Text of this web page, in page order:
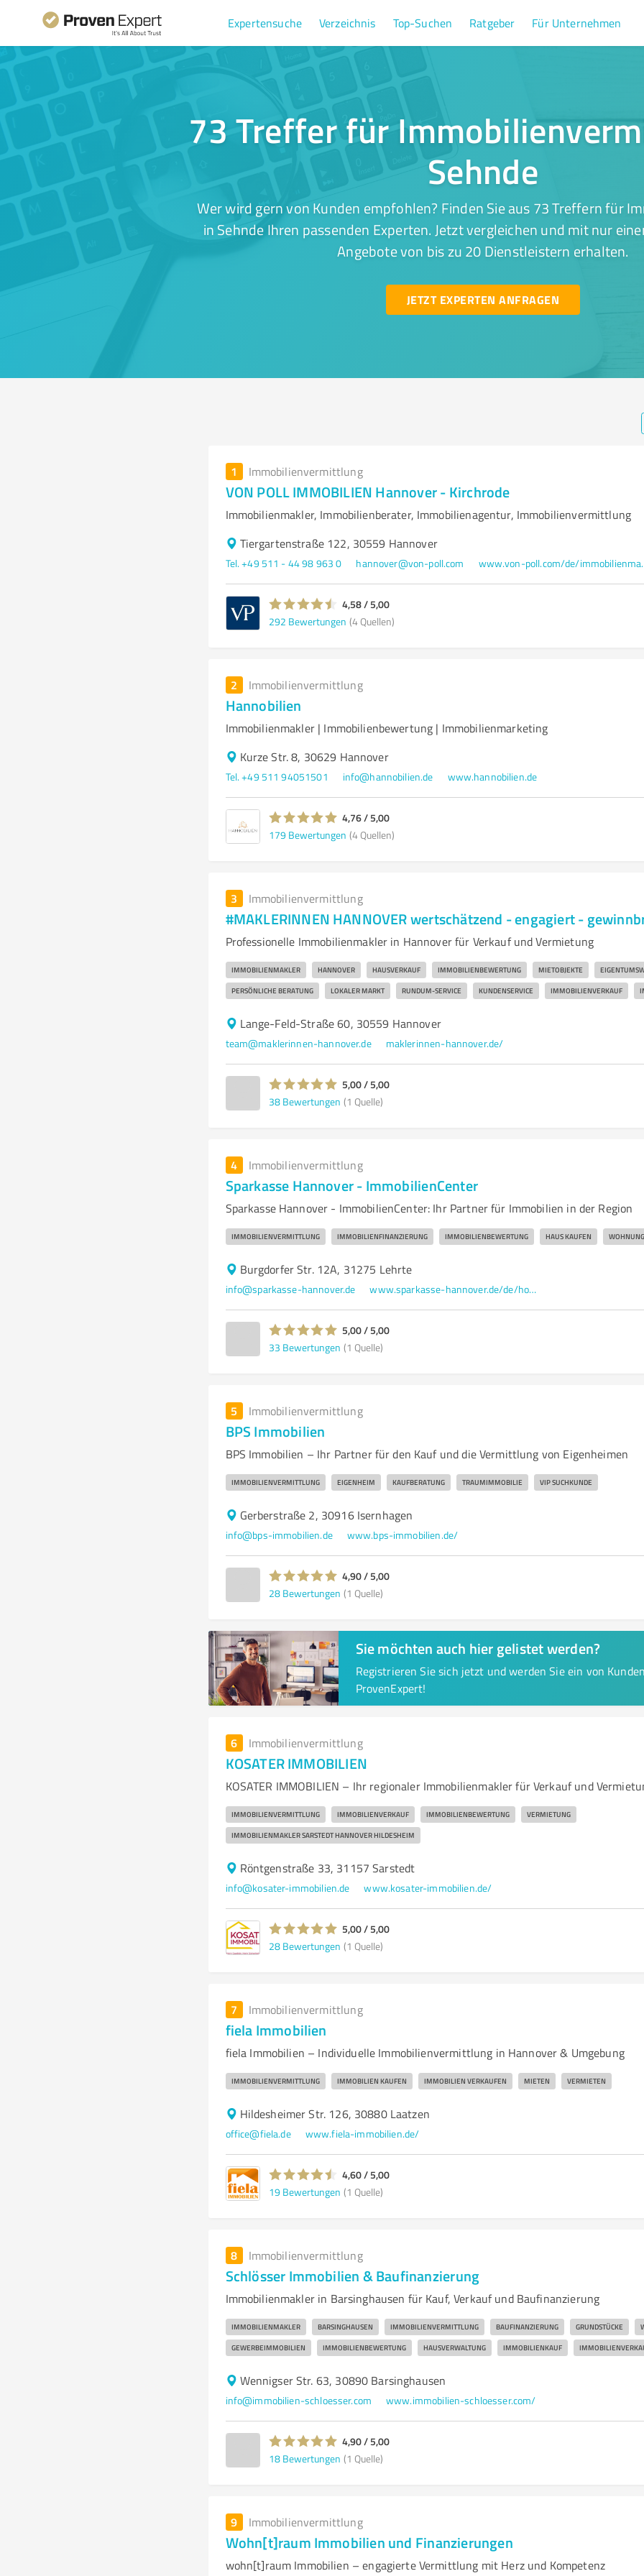
Expertensuche Verzeichnis Top-Suchen Ratgeber Für Unternehmen
73 Treffer für
Sehnde
Wer wird gern von Kunden empfohlen? Finden Sie aus 73 Treffern für
in Sehnde Ihren passenden Experten. Jetzt vergleichen und mit nur
Angebote von bis zu 20 Dienstleistern erhalten.
JETZT EXPERTEN ANFRAGEN
1 Immobilienvermittlung
VON POLL IMMOBILIEN Hannover - Kirchrode
Immobilienmakler, Immobilienberater, Immobilienagentur, Immobilienvermittlung
Tiergartenstraße 122, 30559 Hannover
Tel. +49 511 - 44 98 963 0 hannover@von-poll.com www.von-
4,58 / 5,00
292 Bewertungen (4 Quellen)
2 Immobilienvermittlung
Hannobilien
Immobilienmakler | Immobilienbewertung | Immobilienmarketing
Kurze Str. 8, 30629 Hannover
Tel. +49 511 94051501 info@hannobilien.de www.hannobilien.de
4,76 / 5,00
179 Bewertungen (4 Quellen)
3 Immobilienvermittlung
#MAKLERINNEN HANNOVER wertschätzend - engagiert -
Professionelle Immobilienmakler in Hannover für Verkauf und Vermietung
IMMOBILIENMAKLER HANNOVER HAUSVERKAUF IMMOBILIENBEWERTUNG MIETOBJEKTE
PERSÖNLICHE BERATUNG LOKALER MARKT RUNDUM-SERVICE KUNDENSERVICE IMMOBILIENVERKAUF
Lange-Feld-Straße 60, 30559 Hannover
team@maklerinnen-hannover.de maklerinnen-hannover.de/
5,00 / 5,00
38 Bewertungen (1 Quelle)
4 Immobilienvermittlung
Sparkasse Hannover - ImmobilienCenter
Sparkasse Hannover - ImmobilienCenter: Ihr Partner für Immobilien in der Region
IMMOBILIENVERMITTLUNG IMMOBILIENFINANZIERUNG IMMOBILIENBEWERTUNG HAUS KAUFEN
Burgdorfer Str. 12A, 31275 Lehrte
info@sparkasse-hannover.de www.sparkasse-hannover.de/de/home.html
5,00 / 5,00
33 Bewertungen (1 Quelle)
5 Immobilienvermittlung
BPS Immobilien
BPS Immobilien – Ihr Partner für den Kauf und die Vermittlung von Eigenheimen
IMMOBILIENVERMITTLUNG EIGENHEIM KAUFBERATUNG TRAUMIMMOBILIE VIP SUCHKUNDE
Gerberstraße 2, 30916 Isernhagen
info@bps-immobilien.de www.bps-immobilien.de/
4,90 / 5,00
28 Bewertungen (1 Quelle)
Sie möchten auch hier gelistet werden?
Registrieren Sie sich jetzt und werden Sie ein von
ProvenExpert!
6 Immobilienvermittlung
KOSATER IMMOBILIEN
KOSATER IMMOBILIEN – Ihr regionaler Immobilienmakler für Verkauf und
IMMOBILIENVERMITTLUNG IMMOBILIENVERKAUF IMMOBILIENBEWERTUNG VERMIETUNG
IMMOBILIENMAKLER SARSTEDT HANNOVER HILDESHEIM
Röntgenstraße 33, 31157 Sarstedt
info@kosater-immobilien.de www.kosater-immobilien.de/
5,00 / 5,00
28 Bewertungen (1 Quelle)
7 Immobilienvermittlung
fiela Immobilien
fiela Immobilien – Individuelle Immobilienvermittlung in Hannover & Umgebung
IMMOBILIENVERMITTLUNG IMMOBILIEN KAUFEN IMMOBILIEN VERKAUFEN MIETEN VERMIETEN
Hildesheimer Str. 126, 30880 Laatzen
office@fiela.de www.fiela-immobilien.de/
4,60 / 5,00
19 Bewertungen (1 Quelle)
8 Immobilienvermittlung
Schlösser Immobilien & Baufinanzierung
Immobilienmakler in Barsinghausen für Kauf, Verkauf und Baufinanzierung
IMMOBILIENMAKLER BARSINGHAUSEN IMMOBILIENVERMITTLUNG BAUFINANZIERUNG GRUNDSTÜCKE
GEWERBEIMMOBILIEN IMMOBILIENBEWERTUNG HAUSVERWALTUNG IMMOBILIENKAUF
Wennigser Str. 63, 30890 Barsinghausen
info@immobilien-schloesser.com www.immobilien-schloesser.com/
4,90 / 5,00
18 Bewertungen (1 Quelle)
9 Immobilienvermittlung
Wohn[t]raum Immobilien und Finanzierungen
wohn[t]raum Immobilien – engagierte Vermittlung mit Herz und Kompetenz